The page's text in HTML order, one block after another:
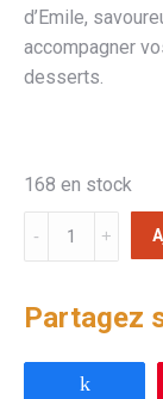
d’Emile,
accompagner
desserts.
168 en stock
Partagez